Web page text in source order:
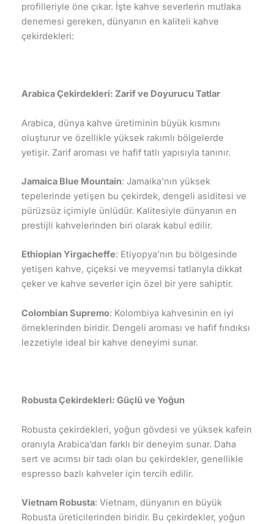
profilleriyle öne çıkar. İşte kahve severlerin mutlaka
denemesi gereken, dünyanın en kaliteli kahve
çekirdekleri:
Arabica Çekirdekleri: Zarif ve Doyurucu Tatlar
Arabica, dünya kahve üretiminin büyük kısmını
oluşturur ve özellikle yüksek rakımlı bölgelerde
yetişir. Zarif aroması ve hafif tatlı yapısıyla tanınır.
Jamaica Blue Mountain: Jamaika’nın yüksek
tepelerinde yetişen bu çekirdek, dengeli asiditesi ve
pürüzsüz içimiyle ünlüdür. Kalitesiyle dünyanın en
prestijli kahvelerinden biri olarak kabul edilir.
Ethiopian Yirgacheffe: Etiyopya’nın bu bölgesinde
yetişen kahve, çiçeksi ve meyvemsi tatlarıyla dikkat
çeker ve kahve severler için özel bir yere sahiptir.
Colombian Supremo: Kolombiya kahvesinin en iyi
örneklerinden biridir. Dengeli aroması ve hafif fındıksı
lezzetiyle ideal bir kahve deneyimi sunar.
Robusta Çekirdekleri: Güçlü ve Yoğun
Robusta çekirdekleri, yoğun gövdesi ve yüksek kafein
oranıyla Arabica’dan farklı bir deneyim sunar. Daha
sert ve acımsı bir tadı olan bu çekirdekler, genellikle
espresso bazlı kahveler için tercih edilir.
Vietnam Robusta: Vietnam, dünyanın en büyük
Robusta üreticilerinden biridir. Bu çekirdekler, yoğun